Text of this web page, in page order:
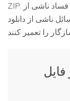
ZIP. این نرم افزار می توانید تقریبا تمام خطاهای فساد ناشی از
ناشی از دانلود
فایل